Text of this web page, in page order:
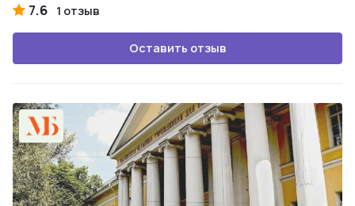
7.6 1 отзыв
Оставить отзыв